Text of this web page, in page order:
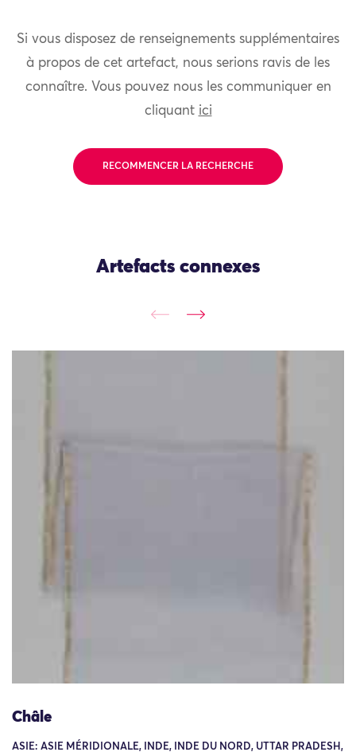
Si vous disposez de renseignements supplémentaires
à propos de cet artefact, nous serions ravis de les
connaître. Vous pouvez nous les communiquer en
cliquant ici
RECOMMENCER LA RECHERCHE
Artefacts connexes
Châle
ASIE: ASIE MÉRIDIONALE, INDE, INDE DU NORD, UTTAR PRADESH,